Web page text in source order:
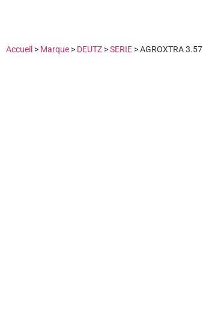
Accueil > Marque > DEUTZ >SERIE >AGROXTRA 3.57